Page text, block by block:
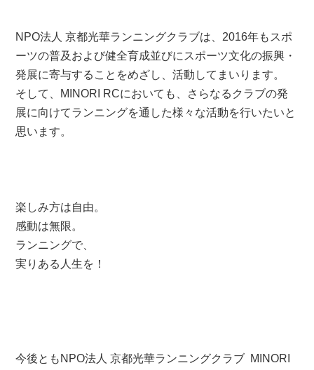
NPO法人 京都光華ランニングクラブは、2016年もスポ
ーツの普及および健全育成並びにスポーツ文化の振興・
発展に寄与することをめざし、活動してまいります。
そして、MINORI RCにおいても、さらなるクラブの発
展に向けてランニングを通した様々な活動を行いたいと
思います。
楽しみ方は自由。
感動は無限。
ランニングで、
実りある人生を！
今後ともNPO法人 京都光華ランニングクラブ MINORI